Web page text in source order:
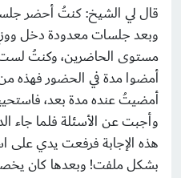
قال لي الشيخ: كنتُ أحضر
وبعد جلسات معدودة دخل ووزع
مستوى الحاضرين، وكنتُ لست
أمضوا مدة في الحضور فهذه
أمضيتُ عنده مدة بعد،
وأجبت عن الأسئلة فلما جاء
هذه الإجابة فرفعت يدي على
بشكل ملفت! وبعدها كان